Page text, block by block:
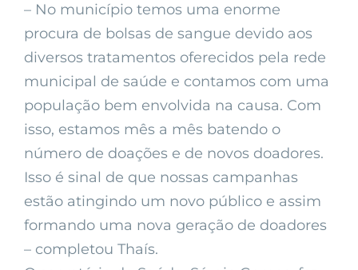
– No município temos uma enorme
procura de bolsas de sangue devido aos
diversos tratamentos oferecidos pela rede
municipal de saúde e contamos com uma
população bem envolvida na causa. Com
isso, estamos mês a mês batendo o
número de doações e de novos doadores.
Isso é sinal de que nossas campanhas
estão atingindo um novo público e assim
formando uma nova geração de doadores
– completou Thaís.